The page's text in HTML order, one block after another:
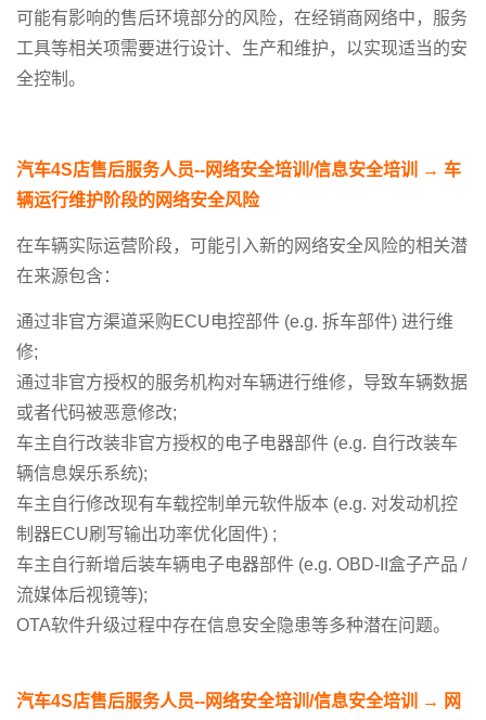
可能有影响的售后环境部分的风险，在经销商网络中，服务
工具等相关项需要进行设计、生产和维护，以实现适当的安
全控制。
汽车4S店售后服务人员--网络安全培训 /信息安全培训 → 车
辆运行维护阶段的网络安全风险
在车辆实际运营阶段，可能引入新的网络安全风险的相关潜
在来源包含：
通过非官方渠道采购ECU电控部件 (e.g. 拆车部件) 进行维
修;
通过非官方授权的服务机构对车辆进行维修，导致车辆数据
或者代码被恶意修改;
车主自行改装非官方授权的电子电器部件 (e.g. 自行改装车
辆信息娱乐系统);
车主自行修改现有车载控制单元软件版本 (e.g. 对发动机控
制器ECU刷写输出功率优化固件) ;
车主自行新增后装车辆电子电器部件 (e.g. OBD-II盒子产品 /
流媒体后视镜等);
OTA软件升级过程中存在信息安全隐患等多种潜在问题。
汽车4S店售后服务人员--网络安全培训 /信息安全培训 → 网